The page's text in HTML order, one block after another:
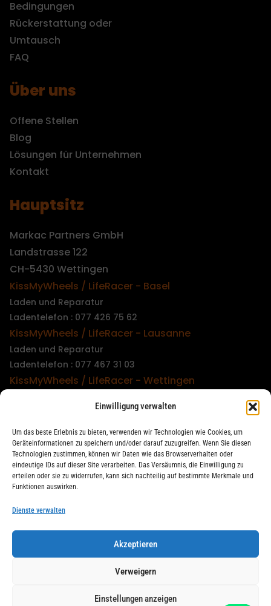
Einwilligung verwalten
Um das beste Erlebnis zu bieten, verwenden wir Technologien wie Cookies, um
Geräteinformationen zu speichern und/oder darauf zuzugreifen. Wenn Sie diesen
Technologien zustimmen, können wir Daten wie das Browserverhalten oder
eindeutige IDs auf dieser Site verarbeiten. Das Versäumnis, die Einwilligung zu
erteilen oder sie zu widerrufen, kann sich nachteilig auf bestimmte Merkmale und
Funktionen auswirken.
Dienste verwalten
Akzeptieren
Verweigern
Einstellungen anzeigen
Bedingungen
Rückerstattung oder
Umtausch
FAQ
Über uns
Offene Stellen
Blog
Lösungen für Unternehmen
Kontakt
Hauptsitz
Markac Partners GmbH
Landstrasse 122
CH-5430 Wettingen
KissMyWheels / LifeRacer - Basel
Laden und Reparatur
Ladentelefon : 077 426 75 62
KissMyWheels / LifeRacer - Lausanne
Laden und Reparatur
Ladentelefon : 077 467 31 03
KissMyWheels / LifeRacer - Wettingen
Ladentelefon : 079 747 00 36
KissMyWheels / LifeRacer - Zürich Unterstrass
Laden und Reparatur
Ladentelefon : 078 261 06 40
KissMyWheels / LifeRacer - Zürich Wiedikon
Reparatur
Ladentelefon : 044 594 48 87
LifeRacer / KissMyWheels © 2026 Alle Rechte vorbehalten